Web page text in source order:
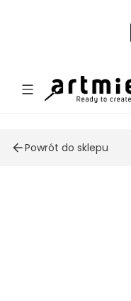
Powrót do sklepu